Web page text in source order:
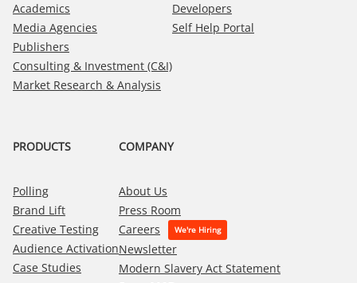
Academics
Media Agencies
Publishers
Consulting & Investment (C&I)
Market Research & Analysis
Developers
Self Help Portal
PRODUCTS
Polling
Brand Lift
Creative Testing
Audience Activation
Case Studies
COMPANY
About Us
Press Room
Careers
Newsletter
Modern Slavery Act Statement